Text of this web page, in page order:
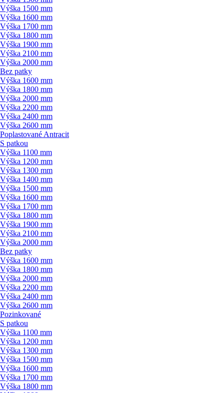
Výška 1500 mm
Výška 1600 mm
Výška 1700 mm
Výška 1800 mm
Výška 1900 mm
Výška 2100 mm
Výška 2000 mm
Bez patky
Výška 1600 mm
Výška 1800 mm
Výška 2000 mm
Výška 2200 mm
Výška 2400 mm
Výška 2600 mm
Poplastované Antracit
S patkou
Výška 1100 mm
Výška 1200 mm
Výška 1300 mm
Výška 1400 mm
Výška 1500 mm
Výška 1600 mm
Výška 1700 mm
Výška 1800 mm
Výška 1900 mm
Výška 2100 mm
Výška 2000 mm
Bez patky
Výška 1600 mm
Výška 1800 mm
Výška 2000 mm
Výška 2200 mm
Výška 2400 mm
Výška 2600 mm
Pozinkované
S patkou
Výška 1100 mm
Výška 1200 mm
Výška 1300 mm
Výška 1500 mm
Výška 1600 mm
Výška 1700 mm
Výška 1800 mm